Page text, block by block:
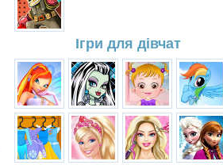
Ігри для дівчат